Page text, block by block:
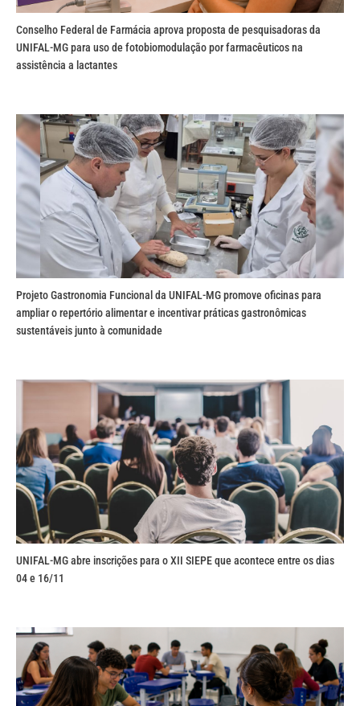
Conselho Federal de Farmácia aprova proposta de pesquisadoras da
UNIFAL-MG para uso de fotobiomodulação por farmacêuticos na
assistência a lactantes
Projeto Gastronomia Funcional da UNIFAL-MG promove oficinas para
ampliar o repertório alimentar e incentivar práticas gastronômicas
sustentáveis junto à comunidade
UNIFAL-MG abre inscrições para o XII SIEPE que acontece entre os dias
04 e 16/11